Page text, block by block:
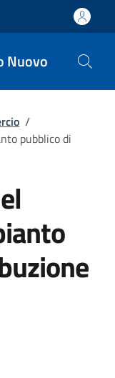
Nuovo
/
pubblico di